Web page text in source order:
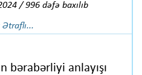
/ 996 dəfə baxılıb
Ətraflı...
bərabərliyi anlayışı